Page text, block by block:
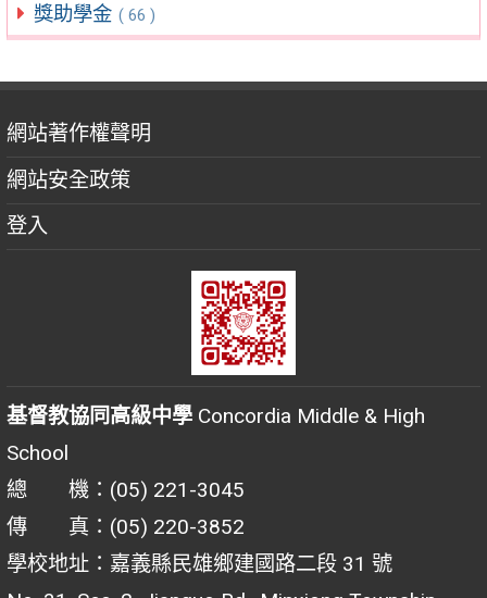
獎助學金 ( 66 )
網站著作權聲明
網站安全政策
登入
基督教協同高級中學 Concordia Middle & High
School
總 機：(05) 221-3045
傳 真：(05) 220-3852
學校地址：嘉義縣民雄鄉建國路二段 31 號